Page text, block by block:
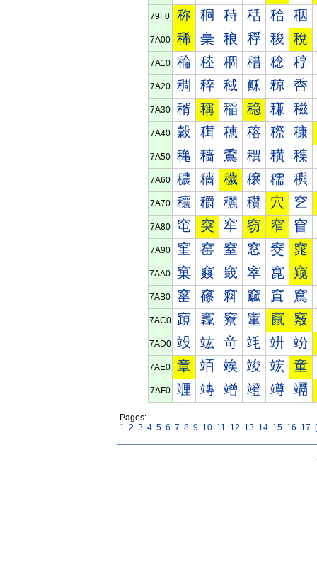
79F0 称 秱 秲 秳 秴 秵
7A00 稀 稁 稂 稃 稄 稅
7A10 稐 稑 稒 稓 稔 稕
7A20 稠 稡 稢 稣 稤 稥
7A30 稰 稱 稲 稳 稴 稵
7A40 穀 穁 穂 穃 穄 穅
7A50 穐 穑 穒 穓 穔 穕
7A60 穠 穡 穢 穣 穤 穥
7A70 穰 穱 穲 穳 穴 穵
7A80 窀 突 窂 窃 窄 窅
7A90 窐 窑 窒 窓 窔 窕
7AA0 窠 窡 窢 窣 窤 窥
7AB0 窰 窱 窲 窳 窴 窵
7AC0 竀 竁 竂 竃 竄 竅
7AD0 竐 竑 竒 竓 竔 竕
7AE0 章 竡 竢 竣 竤 童
7AF0 竰 竱 竲 竳 竴 竵
Pages:
1 2 3 4 5 6 7 8 9 10 11 12 13 14 15 16 17